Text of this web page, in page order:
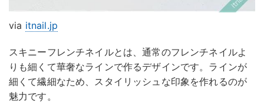
via itnail.jp
スキニーフレンチネイルとは、通常のフレンチネイルよ
りも細くて華奢なラインで作るデザインです。ラインが
細くて繊細なため、スタイリッシュな印象を作れるのが
魅力です。